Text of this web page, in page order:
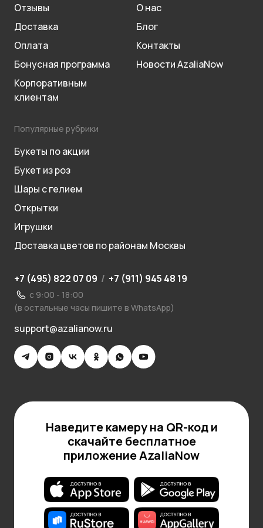
Отзывы
Доставка
Оплата
Бонусная программа
Корпоративным
клиентам
О нас
Блог
Контакты
Новости AzaliaNow
Популярные рубрики
Букеты по акции
Букет из роз
Шары с гелием
Открытки
Игрушки
Доставка цветов по районам Москвы
+7 (495) 822 07 09 / +7 (911) 945 48 19
с 9:00 - 18:00
(в остальные часы пишите в WhatsApp)
support@azalianow.ru
Наведите камеру на QR-код и
скачайте бесплатное
приложение AzaliaNow